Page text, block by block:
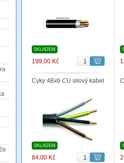
SKLADEM
199,00 Kč
Cyky 4Bx6 CU silový kabel
SKLADEM
84,00 Kč